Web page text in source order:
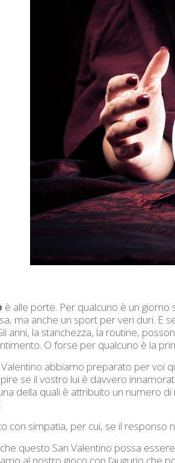
è alle porte. Per qualcuno è un giorno
ma anche un sport per veri duri. E
anni, la stanchezza, la routine,
O forse per qualcuno è la
abbiamo preparato per voi
se il vostro lui è davvero
della quali è attribuito un numero
con simpatia, per cui, se il responso
questo San Valentino possa